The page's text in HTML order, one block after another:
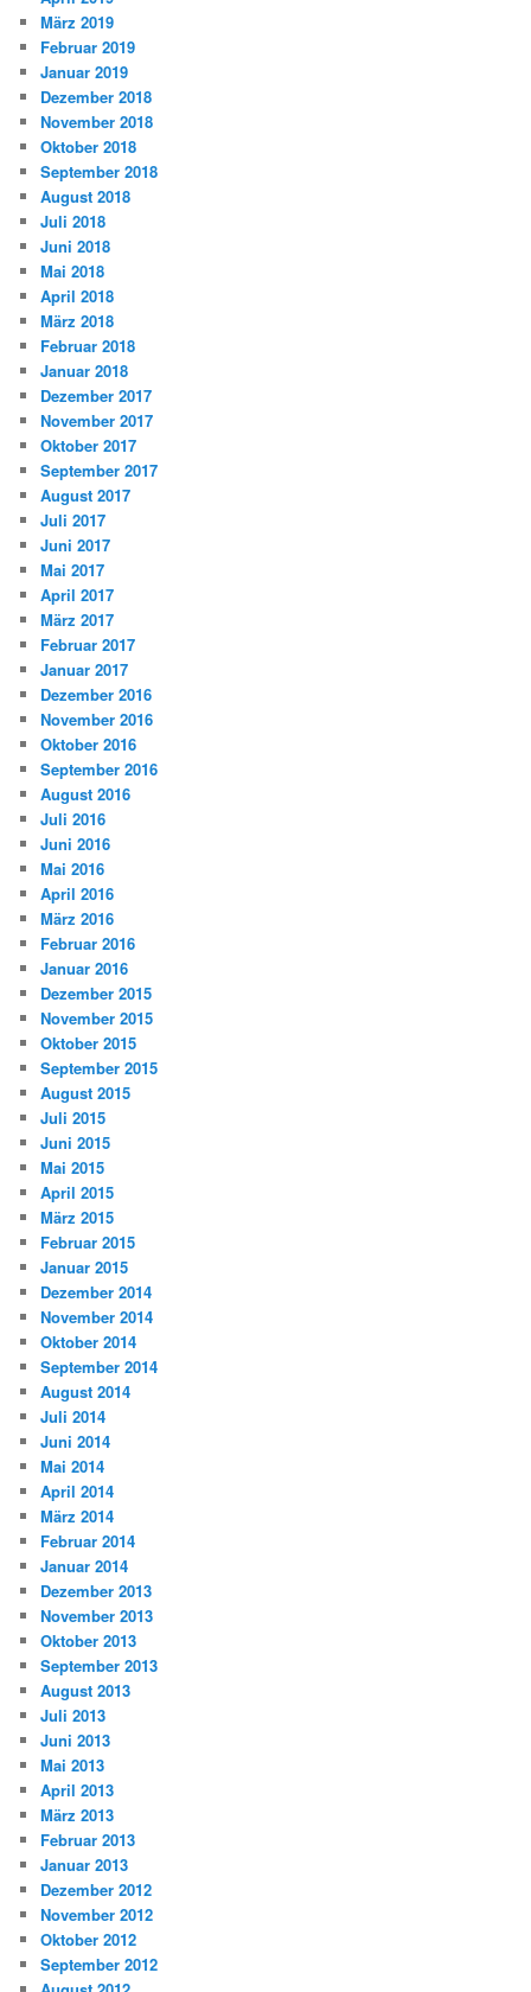
März 2019
Februar 2019
Januar 2019
Dezember 2018
November 2018
Oktober 2018
September 2018
August 2018
Juli 2018
Juni 2018
Mai 2018
April 2018
März 2018
Februar 2018
Januar 2018
Dezember 2017
November 2017
Oktober 2017
September 2017
August 2017
Juli 2017
Juni 2017
Mai 2017
April 2017
März 2017
Februar 2017
Januar 2017
Dezember 2016
November 2016
Oktober 2016
September 2016
August 2016
Juli 2016
Juni 2016
Mai 2016
April 2016
März 2016
Februar 2016
Januar 2016
Dezember 2015
November 2015
Oktober 2015
September 2015
August 2015
Juli 2015
Juni 2015
Mai 2015
April 2015
März 2015
Februar 2015
Januar 2015
Dezember 2014
November 2014
Oktober 2014
September 2014
August 2014
Juli 2014
Juni 2014
Mai 2014
April 2014
März 2014
Februar 2014
Januar 2014
Dezember 2013
November 2013
Oktober 2013
September 2013
August 2013
Juli 2013
Juni 2013
Mai 2013
April 2013
März 2013
Februar 2013
Januar 2013
Dezember 2012
November 2012
Oktober 2012
September 2012